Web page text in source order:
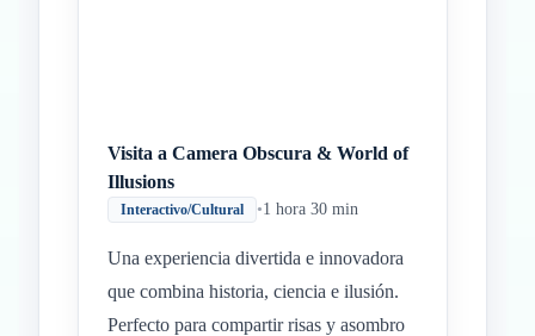
Visita a Camera Obscura & World of
Illusions
Interactivo/Cultural •1 hora 30 min
Una experiencia divertida e innovadora
que combina historia, ciencia e ilusión.
Perfecto para compartir risas y asombro